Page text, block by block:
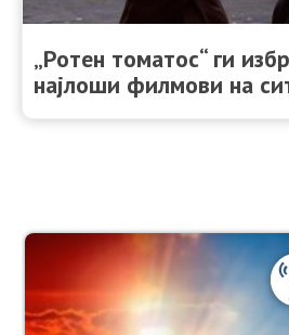
„Ротен томатос“ ги
најлоши филмови на